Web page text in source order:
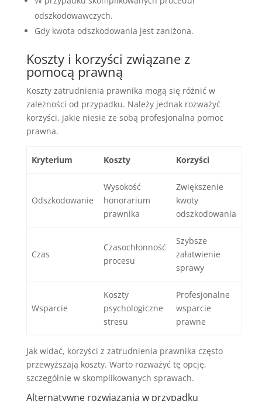
odszkodowawczych.
Gdy kwota odszkodowania jest zaniżona.
Koszty i korzyści związane z
pomocą prawną
Koszty zatrudnienia prawnika mogą się różnić w
zależności od przypadku. Należy jednak rozważyć
korzyści, jakie niesie ze sobą profesjonalna pomoc
prawna.
Kryterium Koszty Korzyści
Odszkodowanie
Wysokość
honorarium
prawnika
Zwiększenie
kwoty
odszkodowania
Czas
Czasochłonność
procesu
Szybsze
załatwienie
sprawy
Wsparcie
Koszty
psychologiczne
stresu
Profesjonalne
wsparcie
prawne
Jak widać, korzyści z zatrudnienia prawnika często
przewyższają koszty. Warto rozważyć tę opcję,
szczególnie w skomplikowanych sprawach.
Alternatywne rozwiązania w przypadku